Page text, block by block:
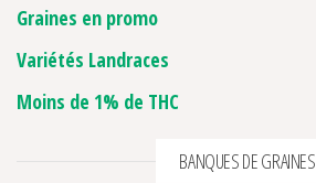
Graines en promo
Variétés Landraces
Moins de 1% de THC
BANQUES DE GRAINES